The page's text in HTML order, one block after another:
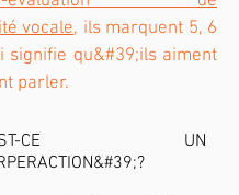
vocale, ils marquent 5, 6
signifie qu&#39;ils aiment
parler.
CE UN